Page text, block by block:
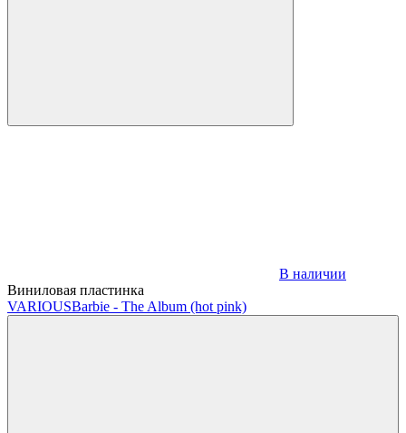
В наличии
Виниловая пластинка
VARIOUSBarbie - The Album (hot pink)